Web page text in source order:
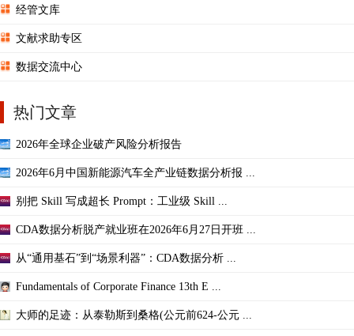
经管文库
文献求助专区
数据交流中心
热门文章
2026年全球企业破产风险分析报告
2026年6月中国新能源汽车全产业链数据分析报 ...
别把 Skill 写成超长 Prompt：工业级 Skill ...
CDA数据分析脱产就业班在2026年6月27日开班 ...
从“通用基石”到“场景利器”：CDA数据分析 ...
Fundamentals of Corporate Finance 13th E ...
大师的足迹：从泰勒斯到桑格(公元前624-公元 ...